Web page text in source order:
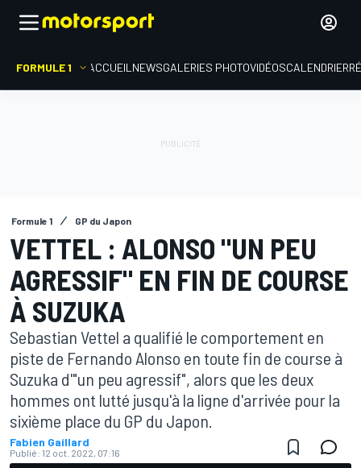
FORMULE 1 ACCUEIL NEWSGALERIES PHOTOVIDÉOSCALENDRIER
Formule 1 GP du Japon
VETTEL : ALONSO "UN PEU
AGRESSIF" EN FIN DE COURSE
À SUZUKA
Sebastian Vettel a qualifié le comportement en
piste de Fernando Alonso en toute fin de course à
Suzuka d'"un peu agressif", alors que les deux
hommes ont lutté jusqu'à la ligne d'arrivée pour la
sixième place du GP du Japon.
Fabien Gaillard
Publié: 12 oct. 2022, 07:16